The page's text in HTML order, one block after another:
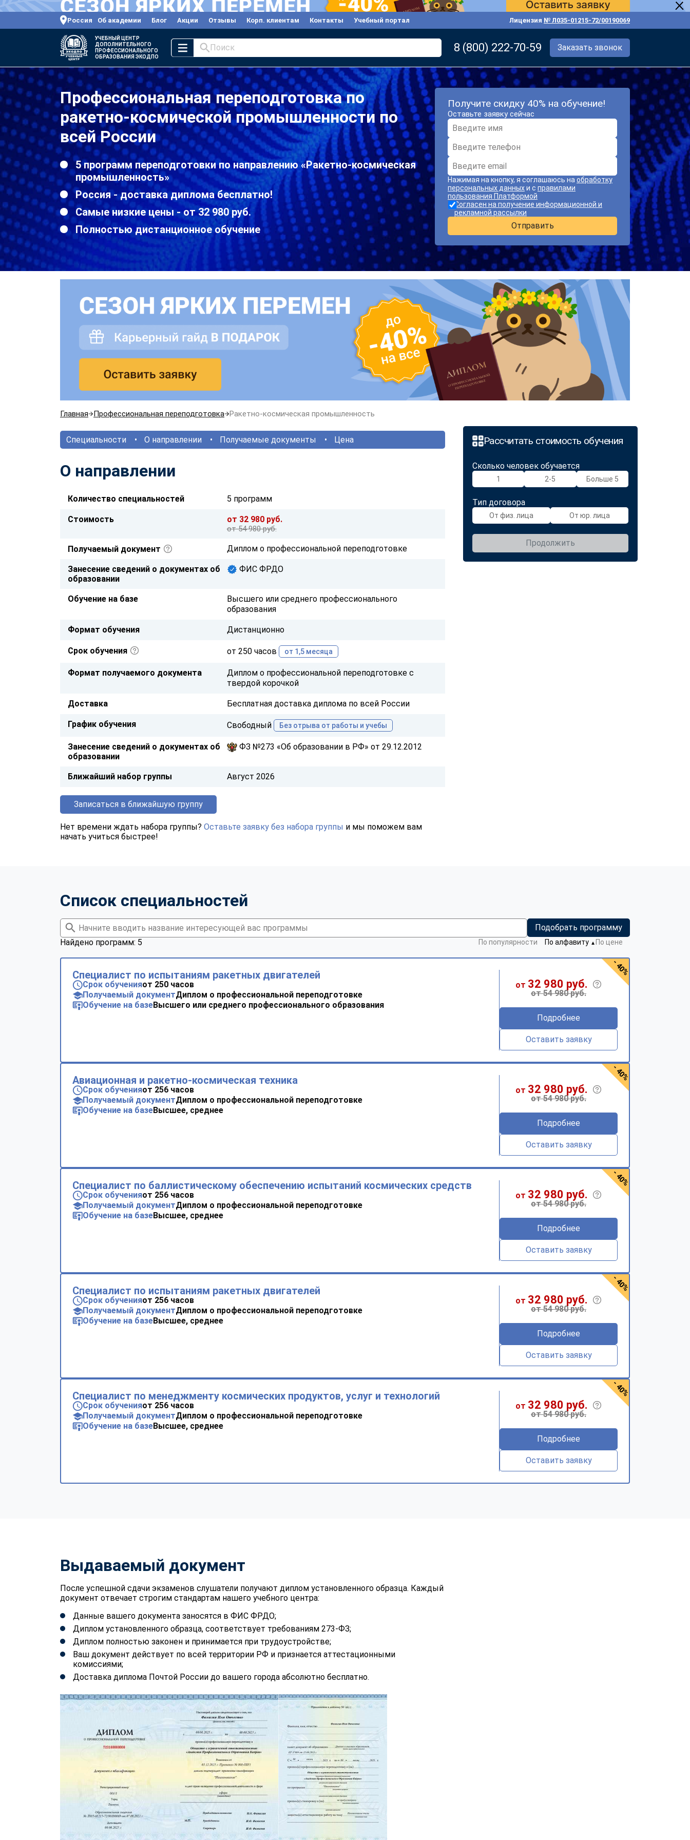
Россия Об академии Блог Акции Отзывы Корп. клиентам Контакты Учебный портал Лицензия № Л035-01215-72/00190069
УЧЕБНЫЙ ЦЕНТР
ДОПОЛНИТЕЛЬНОГО
ПРОФЕССИОНАЛЬНОГО
ОБРАЗОВАНИЯ ЭКОДПО
Поиск 8 (800) 222-70-59 Заказать звонок
Профессиональная переподготовка по
ракетно-космической промышленности по
всей России
5 программ переподготовки по направлению «Ракетно-космическая
промышленность»
Россия - доставка диплома бесплатно!
Самые низкие цены - от 32 980 руб.
Полностью дистанционное обучение
Получите скидку 40% на обучение!
Оставьте заявку сейчас
Нажимая на кнопку, я соглашаюсь на обработку
персональных данныхи с правилами
пользования Платформой
Согласен на получение информационной и
рекламной рассылки
Отправить
Главная Профессиональная переподготовка Ракетно-космическая промышленность
Рассчитать стоимость обучения
Сколько человек обучается
1 2-5 Больше 5
Тип договора
От физ. лица От юр. лица
Продолжить
Специальности О направлении Получаемые документы Цена
О направлении
Количество специальностей 5 программ
Стоимость от 32 980 руб.
от 54 980 руб.
Получаемый документ Диплом о профессиональной переподготовке
Занесение сведений о документах об
образовании
ФИС ФРДО
Обучение на базе
Высшего или среднего профессионального
образования
Формат обучения Дистанционно
Срок обучения от 250 часов от 1,5 месяца
Формат получаемого документа
Диплом о профессиональной переподготовке с
твердой корочкой
Доставка Бесплатная доставка диплома по всей России
График обучения Свободный Без отрыва от работы и учебы
Занесение сведений о документах об
образовании
ФЗ №273 «Об образовании в РФ» от 29.12.2012
Ближайший набор группы Август 2026
Записаться в ближайшую группу
Нет времени ждать набора группы? Оставьте заявку без набора группы и мы поможем вам
начать учиться быстрее!
Список специальностей
Подобрать программу
Найдено программ: 5
По популярности По алфавиту ▼ По цене
Cпециалист по испытаниям ракетных двигателей
Срок обученияот 250 часов
Получаемый документДиплом о профессиональной переподготовке
Обучение на базеВысшего или среднего профессионального образования
от 32 980 руб.
от 54 980 руб.
Подробнее
Оставить заявку
- 40%
Авиационная и ракетно-космическая техника
Срок обученияот 256 часов
Получаемый документДиплом о профессиональной переподготовке
Обучение на базеВысшее, среднее
от 32 980 руб.
от 54 980 руб.
Подробнее
Оставить заявку
- 40%
Специалист по баллистическому обеспечению испытаний космических средств
Срок обученияот 256 часов
Получаемый документДиплом о профессиональной переподготовке
Обучение на базеВысшее, среднее
от 32 980 руб.
от 54 980 руб.
Подробнее
Оставить заявку
- 40%
Специалист по испытаниям ракетных двигателей
Срок обученияот 256 часов
Получаемый документДиплом о профессиональной переподготовке
Обучение на базеВысшее, среднее
от 32 980 руб.
от 54 980 руб.
Подробнее
Оставить заявку
- 40%
Специалист по менеджменту космических продуктов, услуг и технологий
Срок обученияот 256 часов
Получаемый документДиплом о профессиональной переподготовке
Обучение на базеВысшее, среднее
от 32 980 руб.
от 54 980 руб.
Подробнее
Оставить заявку
- 40%
Выдаваемый документ
После успешной сдачи экзаменов слушатели получают диплом установленного образца. Каждый
документ отвечает строгим стандартам нашего учебного центра:
Данные вашего документа заносятся в ФИС ФРДО;
Диплом установленного образца, соответствует требованиям 273-ФЗ;
Диплом полностью законен и принимается при трудоустройстве;
Ваш документ действует по всей территории РФ и признается аттестационными
комиссиями;
Доставка диплома Почтой России до вашего города абсолютно бесплатно.